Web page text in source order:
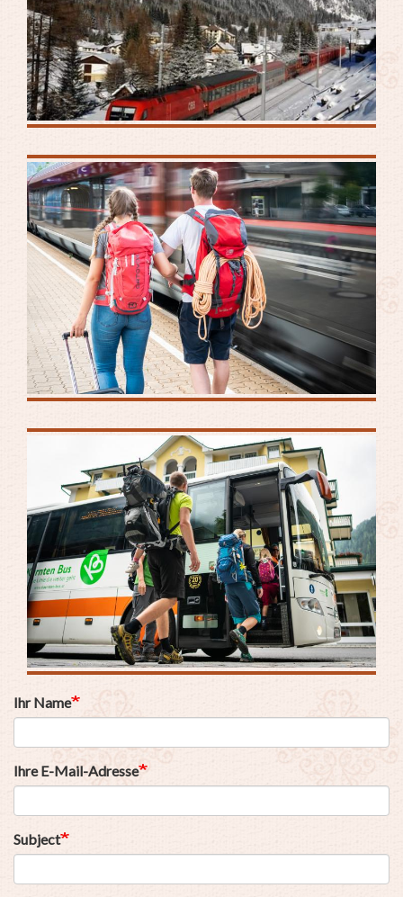
Ihr Name
Ihre E-Mail-Adresse
Subject